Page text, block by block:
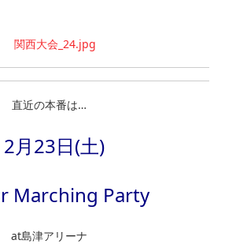
直近の本番は…
月23日(土)
Marching Party
at島津アリーナ